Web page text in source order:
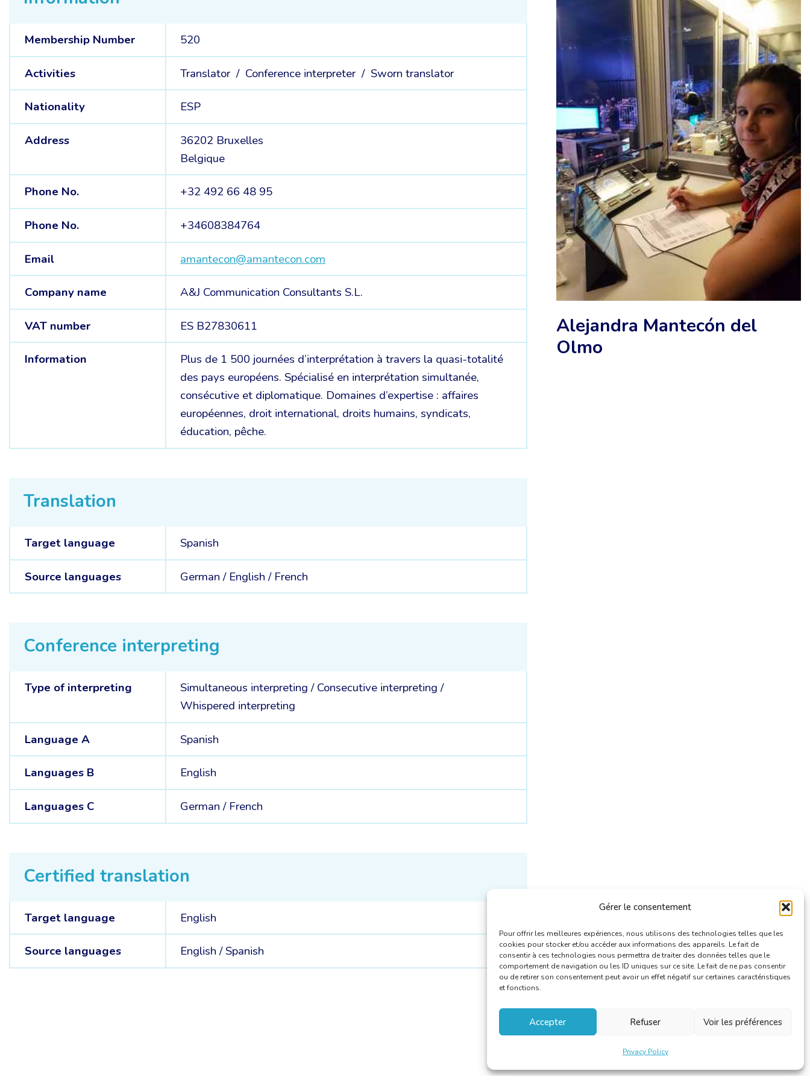
Gérer le consentement
Pour offrir les meilleures expériences, nous utilisons des technologies telles que les
cookies pour stocker et/ou accéder aux informations des appareils. Le fait de
consentir à ces technologies nous permettra de traiter des données telles que le
comportement de navigation ou les ID uniques sur ce site. Le fait de ne pas consentir
ou de retirer son consentement peut avoir un effet négatif sur certaines caractéristiques
et fonctions.
Accepter Refuser Voir les préférences
Privacy Policy
Membership Number 520
Activities Translator / Conference interpreter / Sworn translator
Nationality ESP
Address
36202 Bruxelles
Belgique
Phone No. +32 492 66 48 95
Phone No. +34608384764
Email amantecon@amantecon.com
Company name A&J Communication Consultants S.L.
VAT number ES B27830611
Information
Plus de 1 500 journées d’interprétation à travers la quasi-totalité
des pays européens. Spécialisé en interprétation simultanée,
consécutive et diplomatique. Domaines d’expertise : affaires
européennes, droit international, droits humains, syndicats,
éducation, pêche.
Translation
Target language Spanish
Source languages German / English / French
Conference interpreting
Type of interpreting Simultaneous interpreting/Consecutive interpreting/
Whispered interpreting
Language A Spanish
Languages B English
Languages C German / French
Certified translation
Target language English
Source languages English /Spanish
Alejandra Mantecón del
Olmo